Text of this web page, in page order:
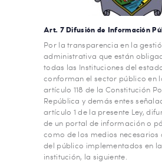
Art. 7 Difusión de Información
Por la transparencia en la
administrativa que están
todas las Instituciones del
conforman el sector público en
artículo 118 de la Constitución
República y demás entes
artículo 1 de la presente Ley,
de un portal de información o
como de los medios necesarios
del público implementados en
institución, la siguiente.